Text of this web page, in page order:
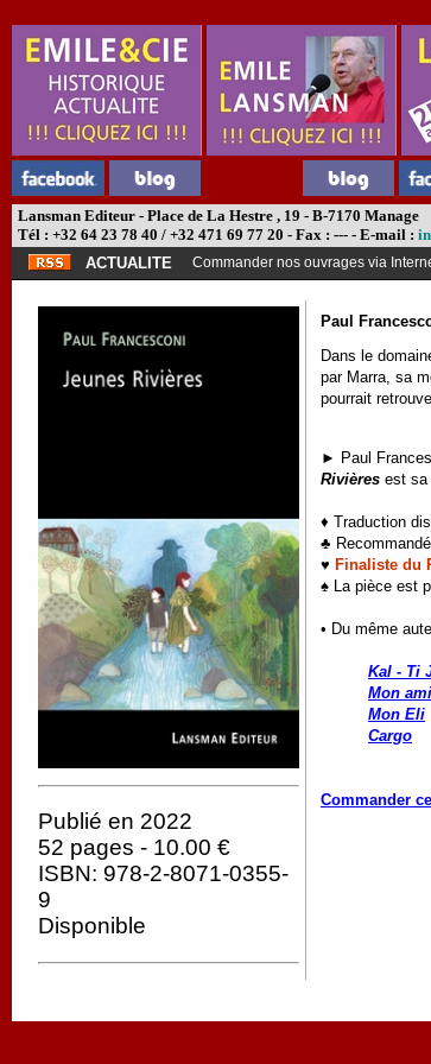
Lansman Editeur - Place de La Hestre , 19 - B-7170 Manage
Tél : +32 64 23 78 40 / +32 471 69 77 20 - Fax : --- - E-mail :
ACTUALITE Commander nos ouvrages via
Publié en 2022
52 pages - 10.00 €
ISBN: 978-2-8071-0355-
9
Disponible
Paul
Dans le
par Marra, sa
pourrait
► Paul
Rivières est sa
♦ Traduction
♣
♥ Finaliste du
♠ La pièce est
• Du même
Kal - Ti
Mon
Mon Eli
Cargo
Commander